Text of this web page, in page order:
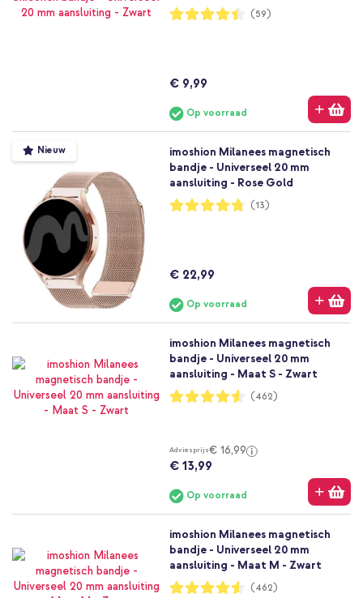
Waardering:
89%
(59)
€ 9,99
Op voorraad
Nieuw
imoshion Milanees magnetisch
bandje - Universeel 20 mm
aansluiting - Rose Gold
Waardering:
95%
(13)
€ 22,99
Op voorraad
imoshion Milanees magnetisch
bandje - Universeel 20 mm
aansluiting - Maat S - Zwart
Waardering:
91%
(462)
Adviesprijs€ 16,99
€ 13,99
Op voorraad
imoshion Milanees magnetisch
bandje - Universeel 20 mm
aansluiting - Maat M - Zwart
Waardering:
(462)